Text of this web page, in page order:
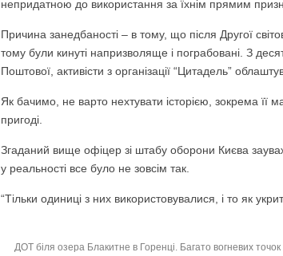
непридатною до використання за їхнім прямим
Причина занедбаності – в тому, що після Другої
тому були кинуті напризволяще і пограбовані. З
Поштової, активісти з організації “Цитадель”
Як бачимо, не варто нехтувати історією, зокрема її
пригоді.
Згаданий вище офіцер зі штабу оборони Києва
у реальності все було не зовсім так.
“Тільки одиниці з них використовувалися, і то як
ДОТ біля озера Блакитне в Горенці. Багато вогневих